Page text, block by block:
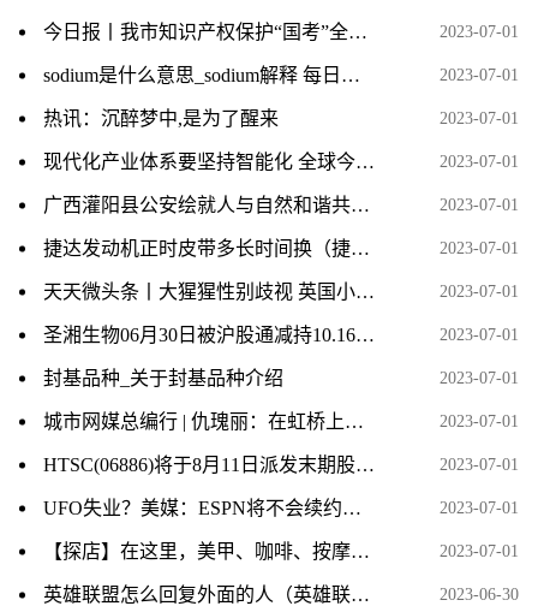
今日报丨我市知识产权保护“国考”全省第一 2023-07-01
sodium是什么意思_sodium解释 每日速递 2023-07-01
热讯：沉醉梦中,是为了醒来 2023-07-01
现代化产业体系要坚持智能化 全球今热点 2023-07-01
广西灌阳县公安绘就人与自然和谐共生好“警色” 2023-07-01
捷达发动机正时皮带多长时间换（捷达发动机正时皮带多久换一次？） 全球今日讯 2023-07-01
天天微头条丨大猩猩性别歧视 英国小报遭头版制裁 2023-07-01
圣湘生物06月30日被沪股通减持10.16万股 2023-07-01
封基品种_关于封基品种介绍 2023-07-01
城市网媒总编行 | 仇瑰丽：在虹桥上散步、游玩，让人流连忘返 2023-07-01
HTSC(06886)将于8月11日派发末期股息每10股4.50元-全球今头条 2023-07-01
UFO失业？美媒：ESPN将不会续约文斯-卡特 2023-07-01
【探店】在这里，美甲、咖啡、按摩、会议室……统统免费 2023-07-01
英雄联盟怎么回复外面的人（英雄联盟怎么回复私聊） 2023-06-30